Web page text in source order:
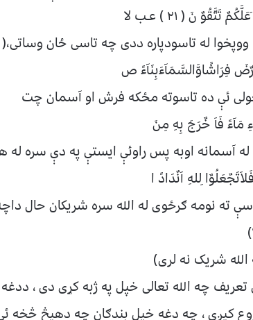
نَ ( ۲۱ ) عـب لا
له تاسودپاره ددی چه تاسی ځان وساتی،(
فِرَاشًاوَّالسَّمَآءَبِنَآءً ص
ئې ده تاسوته مځکه فرش او آسمان چت
مَآءً فَاَ خٌرَجَ بِهِ مِنَ
له آسمانه اوبه پس راوئې ایستې په دې سره له
ِللهِ اَنٌدَادً ا
ته نومه ګرځوی له الله سره شریکان حال
شریک نه لری)
تعریف چه الله تعالی خپل په ژبه کړی دی ،
کیږی ، چه دغه خپل بندګان چه دهیڅ څخه